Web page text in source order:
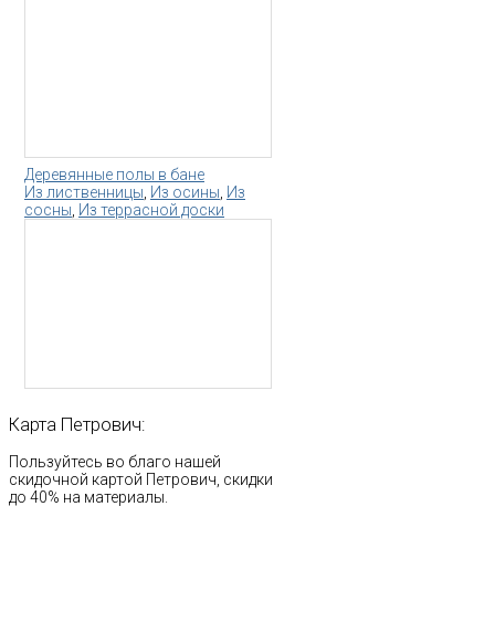
Деревянные полы в бане
Из лиственницы Из осины Из
сосны Из террасной доски
Карта Петрович:
Пользуйтесь во благо нашей
скидочной картой Петрович, скидки
до 40% на материалы.